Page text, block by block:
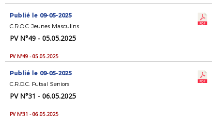
Publié le 09-05-2025
C.R.O.C Jeunes Masculins
PV N°49 - 05.05.2025
PV N°49 - 05.05.2025
Publié le 09-05-2025
C.R.O.C. Futsal Seniors
PV N°31 - 06.05.2025
PV N°31 - 06.05.2025